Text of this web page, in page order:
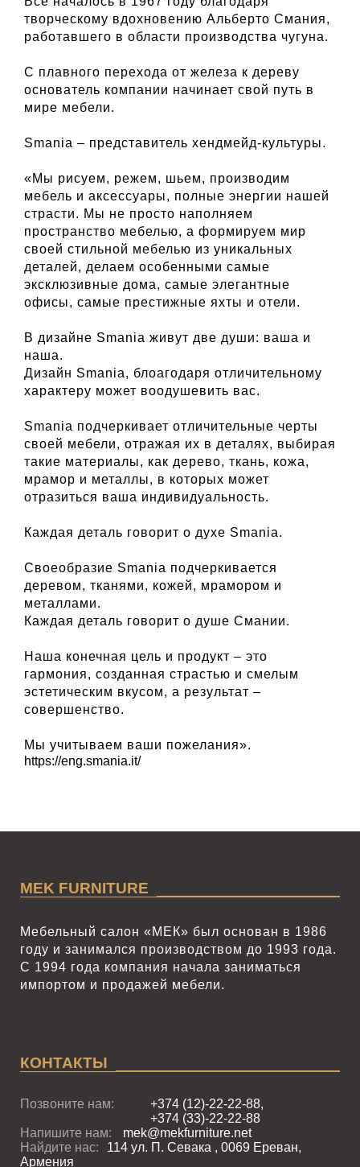
творческому вдохновению Альберто Смания,
работавшего в области производства чугуна.
С плавного перехода от железа к дереву
основатель компании начинает свой путь в
мире мебели.
Smania – представитель хендмейд-культуры.
«Мы рисуем, режем, шьем, производим
мебель и аксессуары, полные энергии нашей
страсти. Мы не просто наполняем
пространство мебелью, а формируем мир
своей стильной мебелью из уникальных
деталей, делаем особенными самые
эксклюзивные дома, самые элегантные
офисы, самые престижные яхты и отели.
В дизайне Smania живут две души: ваша и
наша.
Дизайн Smania, блоагодаря отличительному
характеру может воодушевить вас.
Smania подчеркивает отличительные черты
своей мебели, отражая их в деталях, выбирая
такие материалы, как дерево, ткань, кожа,
мрамор и металлы, в которых может
отразиться ваша индивидуальность.
Каждая деталь говорит о духе Smania.
Своеобразие Smania подчеркивается
деревом, тканями, кожей, мрамором и
металлами.
Каждая деталь говорит о душе Смании.
Наша конечная цель и продукт – это
гармония, созданная страстью и смелым
эстетическим вкусом, а результат –
совершенство.
Мы учитываем ваши пожелания».
https://eng.smania.it/
MEK FURNITURE
Мебельный салон «МЕК» был основан в 1986
году и занимался производством до 1993 года.
С 1994 года компания начала заниматься
импортом и продажей мебели.
КОНТАКТЫ
Позвоните нам:
+374 (12)-22-22-88,
+374 (33)-22-22-88
Напишите нам:
mek@mekfurniture.net
Найдите нас:
114 ул. П. Севака , 0069 Ереван,
Армения